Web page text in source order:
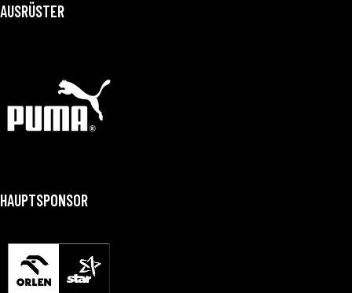
AUSRÜSTER
HAUPTSPONSOR